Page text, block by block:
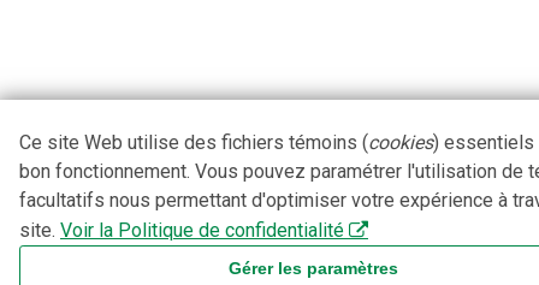
Ce site Web utilise des fichiers témoins (cookies) essentiels
bon fonctionnement. Vous pouvez paramétrer l'utilisation de
facultatifs nous permettant d'optimiser votre expérience à
site. Voir la Politique de confidentialité
Gérer les paramètres